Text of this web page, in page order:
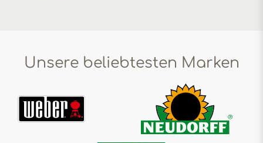
Unsere beliebtesten Marken